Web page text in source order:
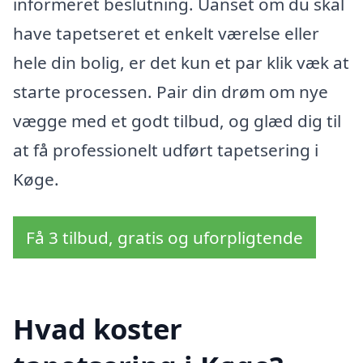
have tapetseret et enkelt værelse eller
hele din bolig, er det kun et par klik væk at
starte processen. Pair din drøm om nye
vægge med et godt tilbud, og glæd dig til
at få professionelt udført tapetsering i
Køge.
Få 3 tilbud, gratis og uforpligtende
Hvad koster